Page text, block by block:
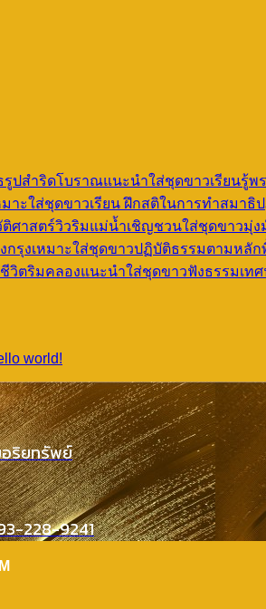
ปสำริดโบราณแนะนำใส่ชุดขาวเรียน
าะใส่ชุดขาวเรียน ฝึกสติในการทำสมา
ติศาสตร์วิวริมแม่น้ำเชิญชวนใส่ชุดขาว
งกรุงเหมาะใส่ชุดขาวปฏิบัติธรรมตามห
วิตริมคลองแนะนำใส่ชุดขาวฟังธรรมเท
world!
ริยทรัพย์
228-9241